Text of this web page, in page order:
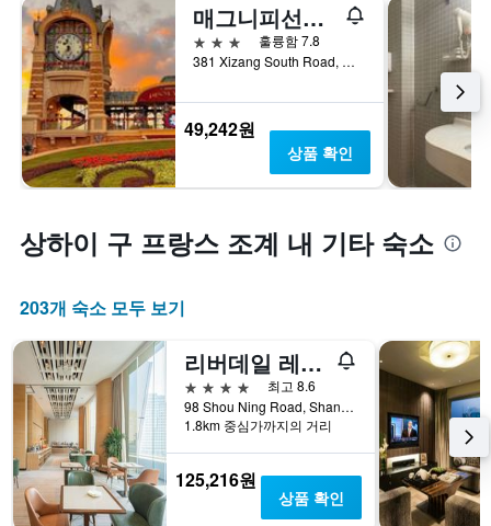
매그니피선트 인터내셔널 호텔
3성급
훌륭함 7.8
381 Xizang South Road, 상하이, 중국
49,242원
상품 확인
상하이 구 프랑스 조계 내 기타 숙소
203개 숙소 모두 보기
리버데일 레지던스 신톈디 상하이
4성급
최고 8.6
98 Shou Ning Road, Shanghai, 상하이, 중국
1.8km 중심가까지의 거리
125,216원
상품 확인